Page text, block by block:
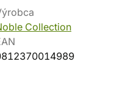
Collection